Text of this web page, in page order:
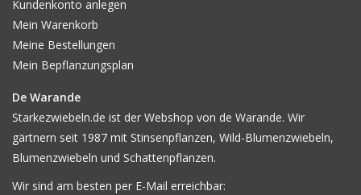
Kundenkonto anlegen
Mein Warenkorb
Meine Bestellungen
Mein Bepflanzungsplan
De Warande
Starkezwiebeln.de ist der Webshop von de Warande. Wir
gärtnern seit 1987 mit Stinsenpflanzen, Wild-Blumenzwiebeln,
Blumenzwiebeln und Schattenpflanzen.
Wir sind am besten per E-Mail erreichbar: